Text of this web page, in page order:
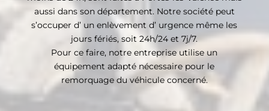
aussi dans son département. Notre société peut
s’occuper d’ un enlèvement d’ urgence même les
jours fériés, soit 24h/24 et 7j/7.
Pour ce faire, notre entreprise utilise un
équipement adapté nécessaire pour le
remorquage du véhicule concerné.